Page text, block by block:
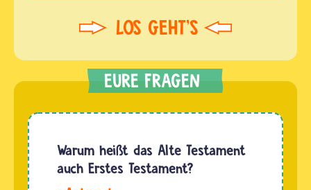
Warum heißt das Alte Testament
auch Erstes Testament?